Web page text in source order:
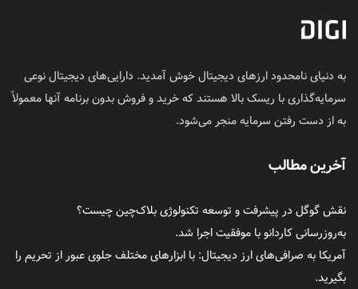
به دنیای نامحدود ارزهای دیجیتال خوش آمدید. دارایی‌های دیجیتال نوعی
سرمایه‌گذاری با ریسک بالا هستند که خرید و فروش بدون برنامه آنها معمولاً
به از دست رفتن سرمایه منجر می‌شود.
آخرین مطالب
نقش گوگل در پیشرفت و توسعه تکنولوژی بلاک‌چین چیست؟
به‌روزرسانی کاردانو با موفقیت اجرا شد.
آمریکا به صرافی‌های ارز دیجیتال: با ابزارهای مختلف جلوی عبور از تحریم را
بگیرید.